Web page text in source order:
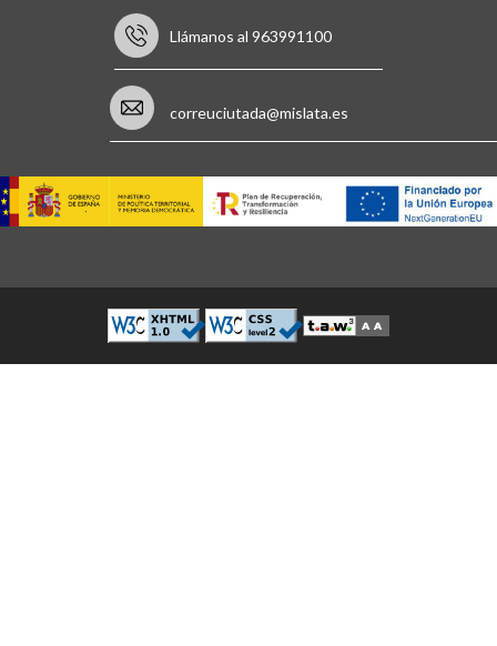
Llámanos al 963991100
correuciutada@mislata.es